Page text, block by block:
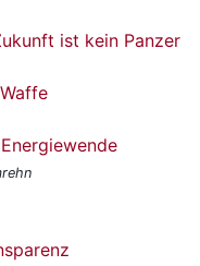
ist kein Panzer